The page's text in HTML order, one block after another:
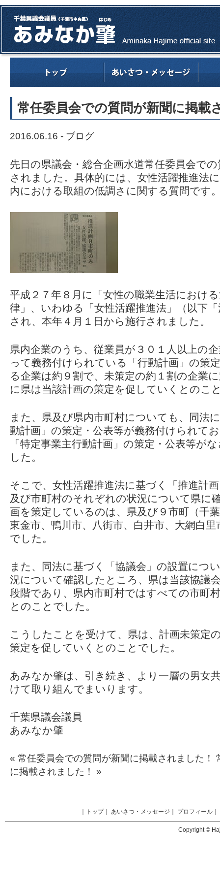
常任委員会での質問が新聞に掲載
2016.06.16 - ブログ
先日の県議会・総合企画水道常任委員会で
されました。具体的には、女性活躍推進法
内における取組の低調さに関する質問です
平成２７年８月に「女性の職業生活におけ
律」、いわゆる「女性活躍推進法」（以下
され、本年４月１日から施行されました。
県内企業のうち、従業員が３０１人以上の
って義務付けられている「行動計画」の策
る企業は約９割で、未策定の約１割の企業
に県は当該計画の策定を促していくとのこ
また、県及び県内市町村についても、同法
動計画」の策定・公表等が義務付けられて
「特定事業主行動計画」の策定・公表等が
した。
そこで、女性活躍推進法に基づく「推進計
及び市町村のそれぞれの状況について県に
画を策定しているのは、県及び９市町（千
東金市、鴨川市、八街市、白井市、大網白
でした。
また、同法に基づく「協議会」の設置につ
況について確認したところ、県は当該協議
段階であり、県内市町村ではすべての市町
とのことでした。
こうしたことを受けて、県は、計画未策定
策定を促していくとのことでした。
あみなか肇は、引き続き、より一層の男女
けて取り組んでまいります。
千葉県議会議員
あみなか肇
« 常任委員会での質問が新聞に掲載されました！
に掲載されました！
»
トップ｜ あいさつ・メッセージ プロフィール
Copyright ©